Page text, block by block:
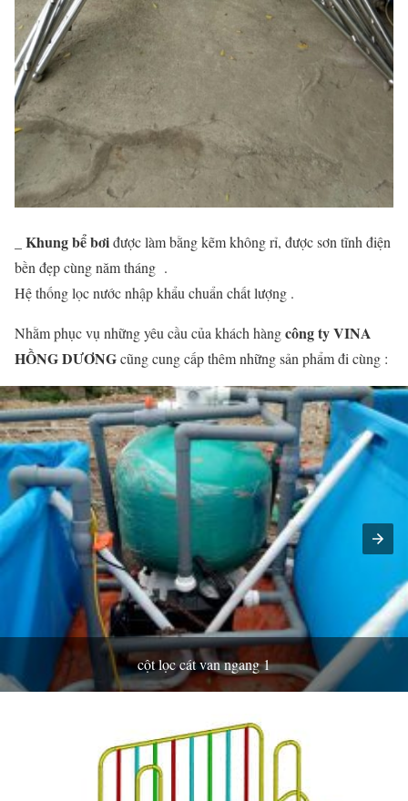
Khung bể bơiđược làm bằng kẽm không rỉ, được sơn tĩnh điện
bền đẹp cùng năm tháng .
Hệ thống lọc nước nhập khẩu chuẩn chất lượng .
Nhằm phục vụ những yêu cầu của khách hàngcông ty VINA
HỒNG DƯƠNGcũng cung cấp thêm những sản phẩm đi cùng :
cột lọc cát van ngang 1